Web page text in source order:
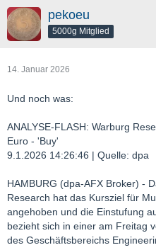
pekoeu
5000g Mitglied
14. Januar 2026
Und noch was:
ANALYSE-FLASH: Warburg
Euro - 'Buy'
9.1.2026 14:26:46 | Quelle: dpa
HAMBURG (dpa-AFX Broker) -
Research hat das Kursziel für
angehoben und die Einstufung
bezieht sich in einer am Freitag
des Geschäftsbereichs